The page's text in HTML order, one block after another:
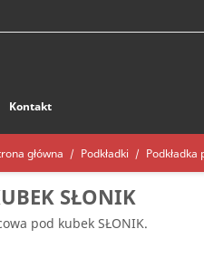
Kontakt
główna Podkładki Podkładka
SŁONIK
pod kubek SŁONIK.